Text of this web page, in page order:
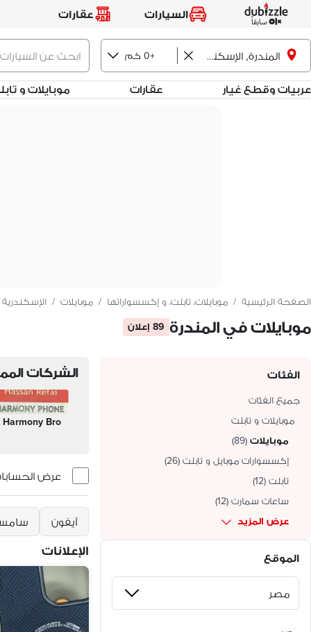
السيارات عقارات
المندرة, الإسكندرية +0 كم
عربيات وقطع غيار عقارات موبايلات و
الصفحة الرئيسية / موبايلات، تابلت، و إكسسواراتها / موبايلات / الإسكندرية
موبايلات في المندرة 89 إعلان
الفئات
جميع الفئات
موبايلات و تابلت
موبايلات (
89
)
إكسسوارات موبايل و تابلت (
26
)
تابلت (
12
)
ساعات سمارت (
12
)
عرض المزيد
الموقع
الشركات
Harmony Bro
عرض
آيفون
الإعلانات